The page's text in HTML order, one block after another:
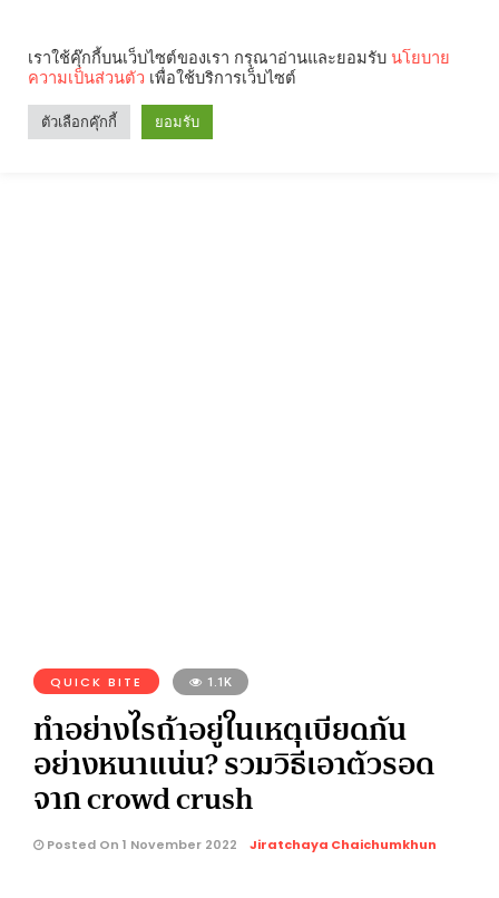
QUICK BITE 1.1K
ทำอย่างไรถ้าอยู่ในเหตุเบียดกัน
อย่างหนาแน่น? รวมวิธีเอาตัวรอด
จาก crowd crush
Posted On 1 November 2022 Jiratchaya Chaichumkhun
เราใช้คุ๊กกี้บนเว็บไซต์ของเรา กรุณาอ่านและยอมรับ นโยบาย
ความเป็นส่วนตัว เพื่อใช้บริการเว็บไซต์
ตัวเลือกคุ๊กกี้ ยอมรับ